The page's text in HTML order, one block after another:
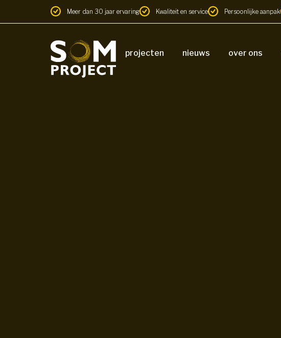
Meer dan 30 jaar ervaring Kwaliteit en service Persoonlijke aanpak
projecten nieuws over ons